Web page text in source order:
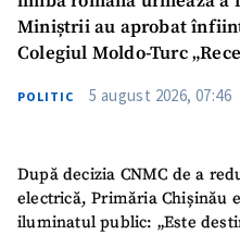
Miniștrii au aprobat
Colegiul Moldo-Turc
POLITIC 5 august 2026, 07:46
După decizia CNMC de a
electrică, Primăria Chișinău
iluminatul public: „Este